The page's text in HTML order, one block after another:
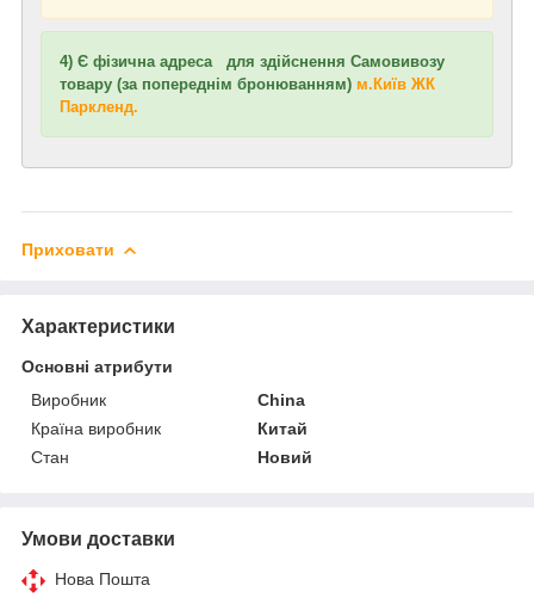
4) Є фізична адреса для здійснення Самовивозу
товару (за попереднім бронюванням) м.Київ ЖК
Паркленд.
Приховати
Характеристики
Основні атрибути
Виробник
China
Країна виробник
Китай
Стан
Новий
Умови доставки
Нова Пошта